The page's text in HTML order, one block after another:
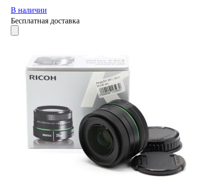
В наличии
Бесплатная доставка